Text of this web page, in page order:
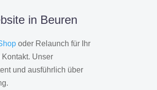
in Beuren
oder Relaunch für Ihr
Unser
und ausführlich über